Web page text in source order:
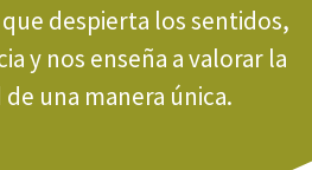
despierta los sentidos,
y nos enseña a valorar la
una manera única.